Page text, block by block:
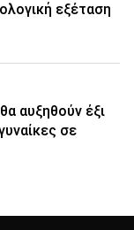
εξέταση
αυξηθούν έξι
σε